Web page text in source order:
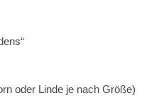
oder Linde je nach Größe)